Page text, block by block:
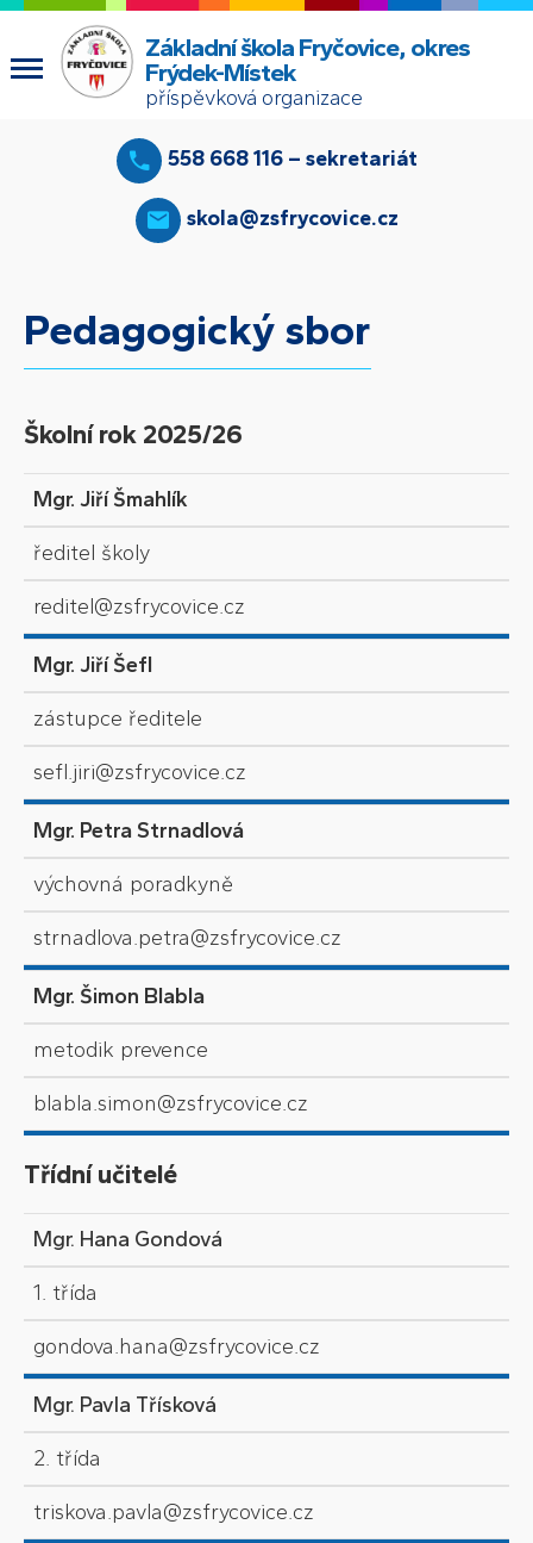
Základní škola Fryčovice, okres
Frýdek-Místek
příspěvková organizace
558 668 116 – sekretariát
skola@zsfrycovice.cz
Pedagogický sbor
Školní rok 2025/26
Mgr. Jiří Šmahlík
ředitel školy
reditel@zsfrycovice.cz
Mgr. Jiří Šefl
zástupce ředitele
sefl.jiri@zsfrycovice.cz
Mgr. Petra Strnadlová
výchovná poradkyně
strnadlova.petra@zsfrycovice.cz
Mgr. Šimon Blabla
metodik prevence
blabla.simon@zsfrycovice.cz
Třídní učitelé
Mgr. Hana Gondová
1. třída
gondova.hana@zsfrycovice.cz
Mgr. Pavla Třísková
2. třída
triskova.pavla@zsfrycovice.cz